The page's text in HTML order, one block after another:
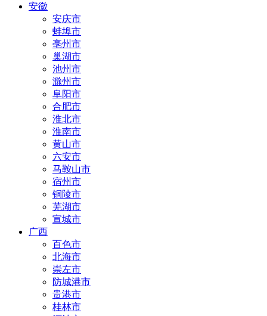
安徽
安庆市
蚌埠市
亳州市
巢湖市
池州市
滁州市
阜阳市
合肥市
淮北市
淮南市
黄山市
六安市
马鞍山市
宿州市
铜陵市
芜湖市
宣城市
广西
百色市
北海市
崇左市
防城港市
贵港市
桂林市